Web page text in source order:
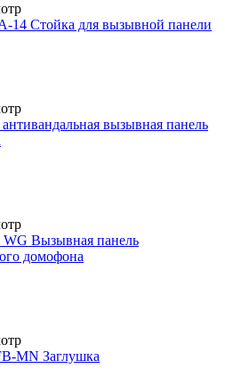
14 Стойка для вызывной панели
вызывная панель
Вызывная панель
домофона
MN Заглушка